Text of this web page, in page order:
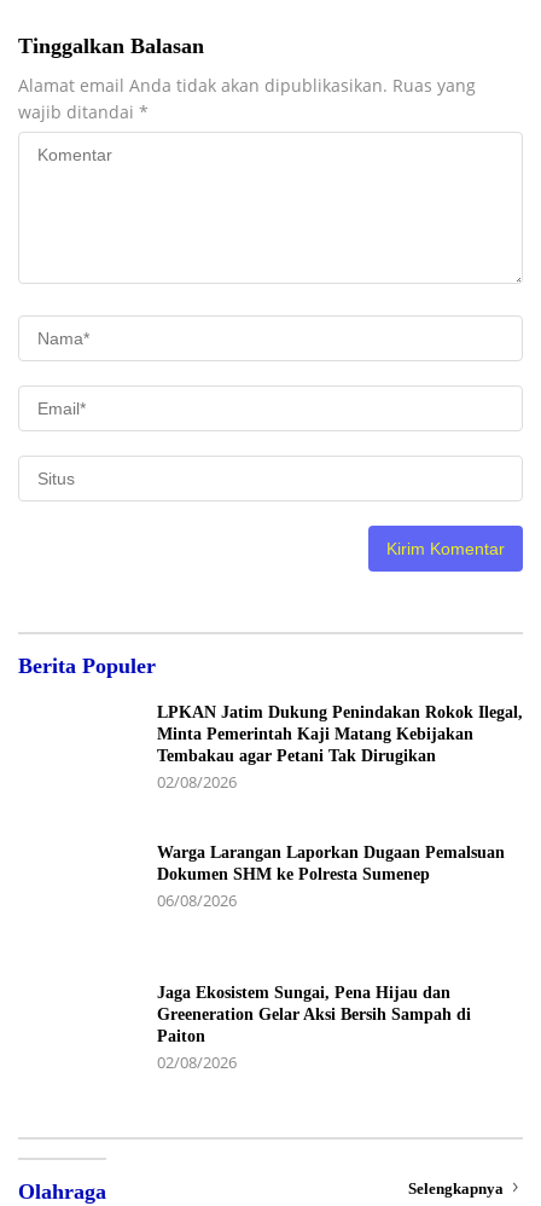
Tinggalkan Balasan
Alamat email Anda tidak akan dipublikasikan. Ruas yang
wajib ditandai *
Berita Populer
LPKAN Jatim Dukung Penindakan Rokok Ilegal,
Minta Pemerintah Kaji Matang Kebijakan
Tembakau agar Petani Tak Dirugikan
02/08/2026
Warga Larangan Laporkan Dugaan Pemalsuan
Dokumen SHM ke Polresta Sumenep
06/08/2026
Jaga Ekosistem Sungai, Pena Hijau dan
Greeneration Gelar Aksi Bersih Sampah di
Paiton
02/08/2026
Olahraga Selengkapnya